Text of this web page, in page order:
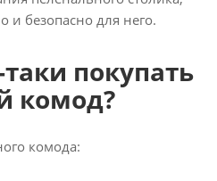
и безопасно для него.
покупать
комод?
комода: